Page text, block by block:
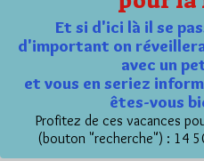
Et si d'ici là il se
d'important on
avec un
et vous en seriez
êtes-vous
Profitez de ces vacances
(bouton "recherche") : 14